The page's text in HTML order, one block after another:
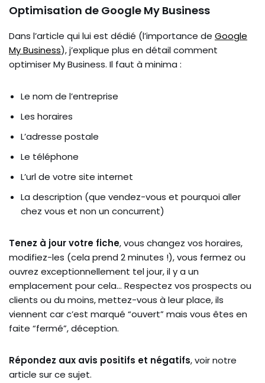
Optimisation de Google My Business
Dans l’article qui lui est dédié (l’importance de Google
My Business), j’explique plus en détail comment
optimiser My Business. Il faut à minima :
Le nom de l’entreprise
Les horaires
L’adresse postale
Le téléphone
L’url de votre site internet
La description (que vendez-vous et pourquoi aller
chez vous et non un concurrent)
Tenez à jour votre fiche, vous changez vos horaires,
modifiez-les (cela prend 2 minutes !), vous fermez ou
ouvrez exceptionnellement tel jour, il y a un
emplacement pour cela… Respectez vos prospects ou
clients ou du moins, mettez-vous à leur place, ils
viennent car c’est marqué “ouvert” mais vous êtes en
faite “fermé”, déception.
Répondez aux avis positifs et négatifs, voir notre
article sur ce sujet.